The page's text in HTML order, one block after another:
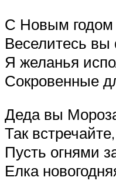
С Новым годом
Веселитесь вы
Я желанья
Сокровенные
Деда вы
Так
Пусть огнями
Елка